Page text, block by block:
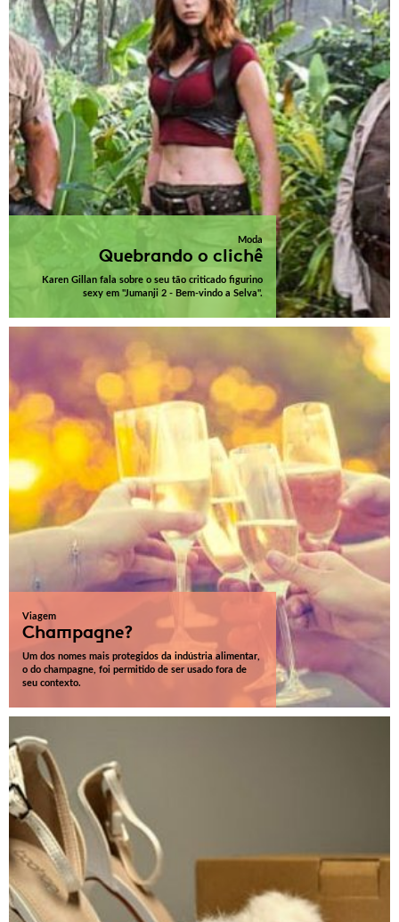
Moda
Quebrando o clichê
Karen Gillan fala sobre o seu tão criticado figurino
sexy em "Jumanji 2 - Bem-vindo a Selva".
Viagem
Champagne?
Um dos nomes mais protegidos da indústria alimentar,
o do champagne, foi permitido de ser usado fora de
seu contexto.